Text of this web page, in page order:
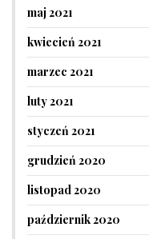
maj 2021
kwiecień 2021
marzec 2021
luty 2021
styczeń 2021
grudzień 2020
listopad 2020
październik 2020